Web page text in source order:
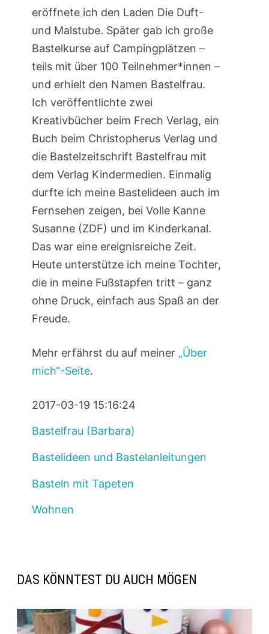
eröffnete ich den Laden Die Duft-
und Malstube. Später gab ich große
Bastelkurse auf Campingplätzen –
teils mit über 100 Teilnehmer*innen –
und erhielt den Namen Bastelfrau.
Ich veröffentlichte zwei
Kreativbücher beim Frech Verlag, ein
Buch beim Christopherus Verlag und
die Bastelzeitschrift Bastelfrau mit
dem Verlag Kindermedien. Einmalig
durfte ich meine Bastelideen auch im
Fernsehen zeigen, bei Volle Kanne
Susanne (ZDF) und im Kinderkanal.
Das war eine ereignisreiche Zeit.
Heute unterstütze ich meine Tochter,
die in meine Fußstapfen tritt – ganz
ohne Druck, einfach aus Spaß an der
Freude.
Mehr erfährst du auf meiner „Über
mich“-Seite.
2017-03-19 15:16:24
Bastelfrau (Barbara)
Bastelideen und Bastelanleitungen
Basteln mit Tapeten
Wohnen
DAS KÖNNTEST DU AUCH MÖGEN